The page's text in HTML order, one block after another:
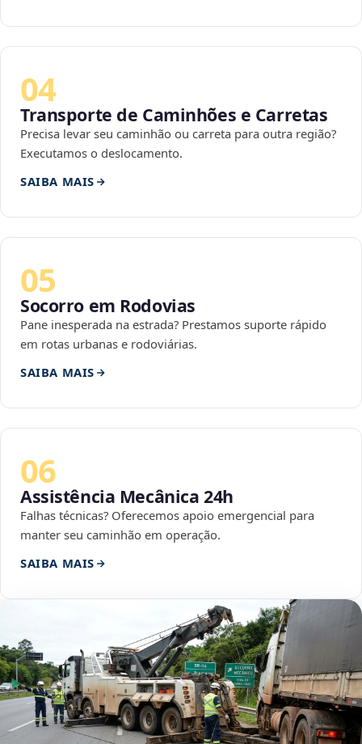
04
Transporte de Caminhões e Carretas
Precisa levar seu caminhão ou carreta para outra região?
Executamos o deslocamento.
SAIBA MAIS
05
Socorro em Rodovias
Pane inesperada na estrada? Prestamos suporte rápido
em rotas urbanas e rodoviárias.
SAIBA MAIS
06
Assistência Mecânica 24h
Falhas técnicas? Oferecemos apoio emergencial para
manter seu caminhão em operação.
SAIBA MAIS